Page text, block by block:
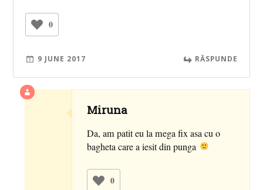
0
9 JUNE 2017 RĂSPUNDE
Miruna
Da, am patit eu la mega fix asa cu o
bagheta care a iesit din punga
0